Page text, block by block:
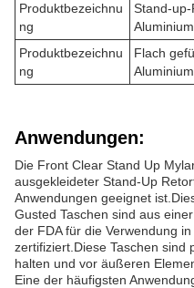
Produktbezeichnu
ng
Stand-
Produktbezeichnu
ng
Flach
Anwendungen:
Die Front Clear Stand Up
ausgekleideter Stand-Up
Anwendungen geeignet
Gusted Taschen sind aus
der FDA für die Verwendung
zertifiziert.Diese Taschen sind
halten und vor äußeren
Eine der häufigsten